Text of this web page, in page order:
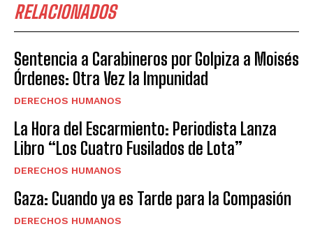
RELACIONADOS
Sentencia a Carabineros por Golpiza a Moisés
Órdenes: Otra Vez la Impunidad
DERECHOS HUMANOS
La Hora del Escarmiento: Periodista Lanza
Libro “Los Cuatro Fusilados de Lota”
DERECHOS HUMANOS
Gaza: Cuando ya es Tarde para la Compasión
DERECHOS HUMANOS